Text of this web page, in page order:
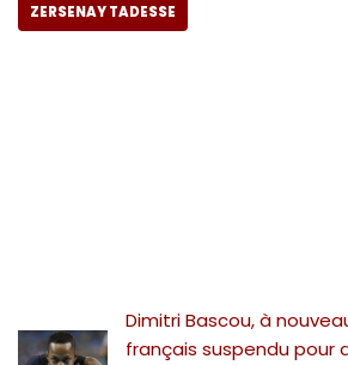
ZERSENAY TADESSE
Dimitri Bascou, à
français suspendu pour